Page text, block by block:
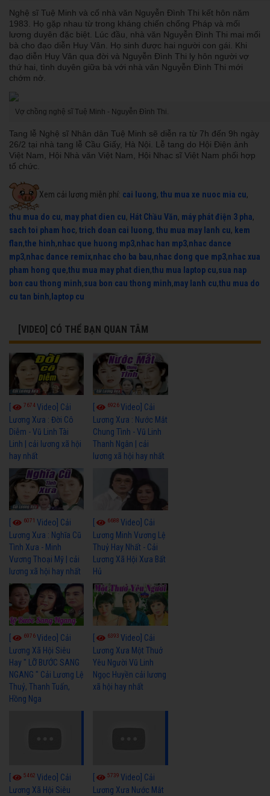
Nghệ sĩ Tuệ Minh và cố nhà văn Nguyễn Đình Thi kết hôn năm
1983. Họ gặp nhau từ trong kháng chiến chống Pháp và mối
lương duyên đặc biệt. Lúc đầu, nhà văn Nguyễn Đình Thi mai mối
bà cho đạo diễn Huy Vân. Họ sinh được hai người con gái. Khi
đạo diễn Huy Vân qua đời và Nguyễn Đình Thi ly hôn người vợ
thứ hai, tình duyên giữa bà với nhà văn Nguyễn Đình Thi mới
chớm nở.
Vợ chồng nghệ sĩ Tuệ Minh - Nguyễn Đình Thi.
Tang lễ Nghệ sĩ Nhân dân Tuệ Minh sẽ diễn ra từ 7h đến 9h ngày
26/2 tại nhà tang lễ Cầu Giấy, Hà Nội. Lễ tang do Hội Điện ảnh
Việt Nam, Hội Nhà văn Việt Nam, Hội Nhạc sĩ Việt Nam phối hợp
tổ chức.
Xem cải lương miễn phí: cai luong, thu mua xe nuoc mia cu,
thu mua do cu, may phat dien cu, Hát Chầu Văn, máy phát điện 3 pha,
sach toi pham hoc, trich doan cai luong, thu mua may lanh cu, kem
flan,the hinh,nhac que huong mp3,nhac han mp3,nhac dance
mp3,nhac dance remix,nhac cho ba bau,nhac dong que mp3,nhac xua
pham hong que,thu mua may phat dien,thu mua laptop cu,sua nap
bon cau thong minh,sua bon cau thong minh,may lanh cu,thu mua do
cu tan binh, laptop cu
[VIDEO] CÓ THỂ BẠN QUAN TÂM
7674Video] Cải
Lương Xưa : Đời Cô
Diễm - Vũ Linh Tài
Linh | cải lương xã hội
hay nhất
6926Video] Cải
Lương Xưa : Nước Mắt
Chung Tình - Vũ Linh
Thanh Ngân | cải
lương xã hội hay nhất
6071 Video] Cải
Lương Xưa : Nghĩa Cũ
Tình Xưa - Minh
Vương Thoại Mỹ | cải
lương xã hội hay nhất
6688Video] Cải
Lương Minh Vương Lệ
Thuỷ Hay Nhất - Cải
Lương Xã Hội Xưa Bất
Hủ
6976Video] Cải
Lương Xã Hội Siêu
Hay " LỠ BƯỚC SANG
NGANG " Cải Lương Lệ
Thuỷ, Thanh Tuấn,
Hồng Nga
6393Video] Cải
Lương Xưa Một Thuở
Yêu Người Vũ Linh
Ngọc Huyền cải lương
xã hội hay nhất
5462 Video] Cải
Lương Xã Hội Siêu
5739Video] Cải
Lương Xưa Nước Mắt